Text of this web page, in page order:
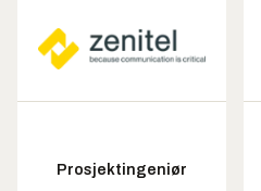
Prosjektingeniør